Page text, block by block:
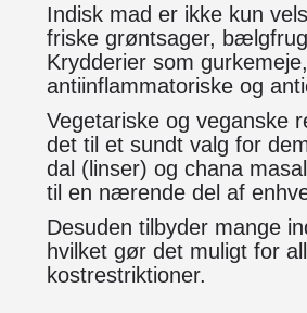
Indisk mad er ikke kun
friske grøntsager,
Krydderier som
antiinflammatoriske og
Vegetariske og veganske
det til et sundt valg for
dal (linser) og chana
til en nærende del af
Desuden tilbyder mange
hvilket gør det muligt for
kostrestriktioner.